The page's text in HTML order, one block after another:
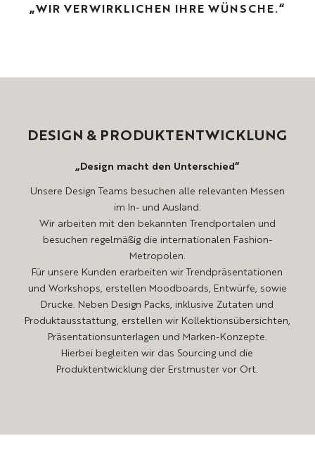
„WIR VERWIRKLICHEN IHRE WÜNSCHE.“
DESIGN & PRODUKTENTWICKLUNG
„Design macht den Unterschied“
Unsere Design Teams besuchen alle relevanten Messen
im In- und Ausland.
Wir arbeiten mit den bekannten Trendportalen und
besuchen regelmäßig die internationalen Fashion-
Metropolen.
Für unsere Kunden erarbeiten wir Trendpräsentationen
und Workshops, erstellen Moodboards, Entwürfe, sowie
Drucke. Neben Design Packs, inklusive Zutaten und
Produktausstattung, erstellen wir Kollektionsübersichten,
Präsentationsunterlagen und Marken-Konzepte.
Hierbei begleiten wir das Sourcing und die
Produktentwicklung der Erstmuster vor Ort.